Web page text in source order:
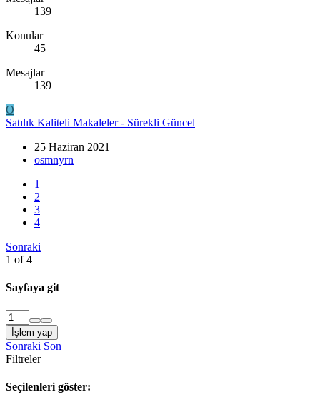
139
Konular
45
Mesajlar
139
O
Satılık Kaliteli Makaleler - Sürekli Güncel
25 Haziran 2021
osmnyrn
1
2
3
4
Sonraki
1 of 4
Sayfaya git
İşlem yap
Sonraki Son
Filtreler
Seçilenleri göster: